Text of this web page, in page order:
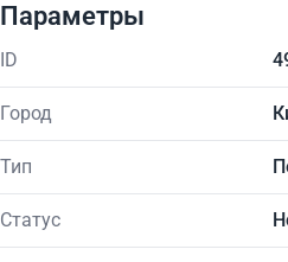
Параметры
ID
Город
Тип
Статус